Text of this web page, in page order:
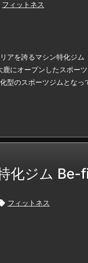
フィットネス
アを誇るマシン特化ジム
鹿にオープンしたスポー
型のスポーツジムとな
化ジム
フィットネス